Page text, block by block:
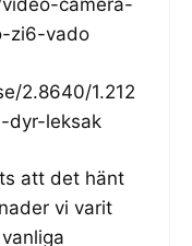
camera-
zi6-vado
2.8640/1.212
dyr-leksak
att det hänt
vi varit